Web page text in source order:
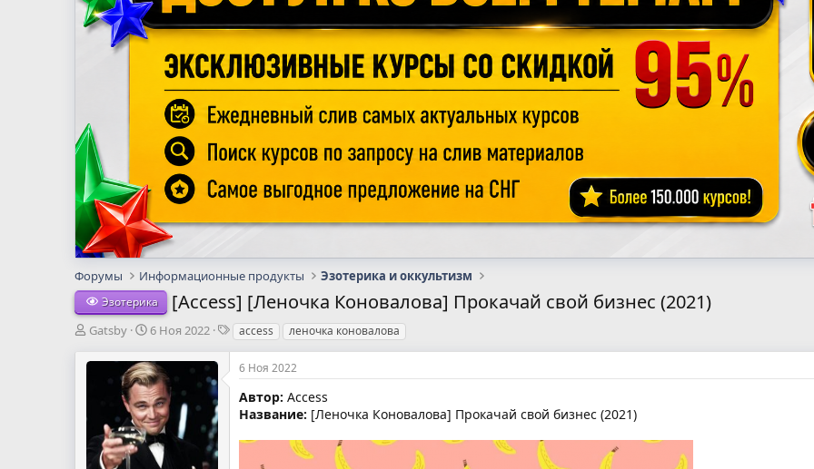
Форумы Информационные продукты Эзотерика и оккультизм
Эзотерика [Access] [Леночка Коновалова] Прокачай свой бизнес (2021)
А
т
м
Gatsby
Д
т
а
н
а
ч
а
л
6 Ноя 2022
Тaccess леночка коновалова
6 Ноя 2022
Автор: Access
Название: [Леночка Коновалова] Прокачай свой бизнес (2021)